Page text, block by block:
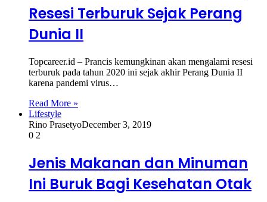
Resesi Terburuk Sejak Perang
Dunia II
Topcareer.id – Prancis kemungkinan akan mengalami resesi
terburuk pada tahun 2020 ini sejak akhir Perang Dunia II
karena pandemi virus…
Read More »
Lifestyle
Rino PrasetyoDecember 3, 2019
0 2
Jenis Makanan dan Minuman
Ini Buruk Bagi Kesehatan Otak